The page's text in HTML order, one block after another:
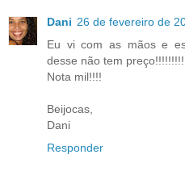
Dani 26 de fevereiro de
Eu vi com as mãos e
desse não tem preço!!!!!!!!!
Nota mil!!!!
Beijocas,
Dani
Responder